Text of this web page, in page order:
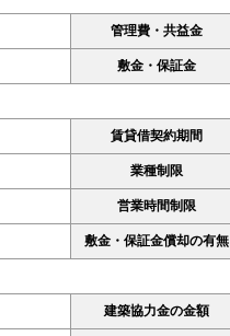
管理費・共益金
敷金・保証金
賃貸借契約期間
業種制限
営業時間制限
敷金・保証金償却の有無
建築協力金の金額